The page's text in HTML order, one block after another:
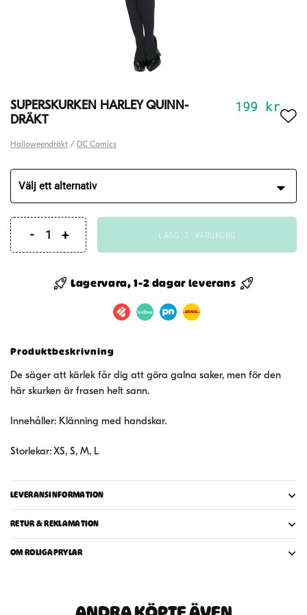
SUPERSKURKEN HARLEY QUINN-
DRÄKT
199 kr
Halloweendräkt / DC Comics
SUPERSKURKEN
QUINN-
DRÄKT
LÄGG I VARUKORG
Lagervara, 1-2 dagar leverans
Produktbeskrivning
De säger att kärlek får dig att göra galna saker, men för den
här skurken är frasen helt sann.
Innehåller: Klänning med handskar.
Storlekar: XS, S, M, L
LEVERANSINFORMATION
RETUR & REKLAMATION
OM ROLIGAPRYLAR